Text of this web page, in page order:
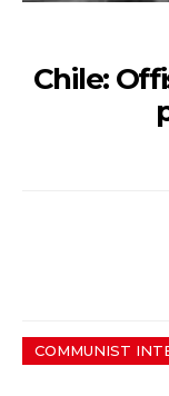
Chile:
COMMUNIST